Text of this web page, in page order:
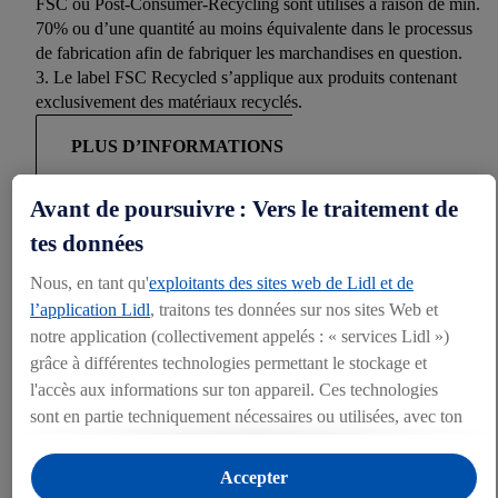
FSC ou Post-Consumer-Recycling sont utilisés à raison de min.
70% ou d’une quantité au moins équivalente dans le processus
de fabrication afin de fabriquer les marchandises en question.
3. Le label FSC Recycled s’applique aux produits contenant
exclusivement des matériaux recyclés.
PLUS D’INFORMATIONS
Global Recycled Standard
ont déjà été utilisés, on économise des ressources précieuses.
GRS permet l'identification et la traçabilité complète du
matériau recyclé utilisé dans le produit. Outre la chaîne
d'approvisionnement complète, du point de collecte au
magasin, des critères sociaux et écologiques sont également
vérifiés.
POUR PLUS D'INFORMATIONS
Avant de poursuivre : Vers le traitement de
tes données
Nous, en tant qu'exploitants des sites web de Lidl et de
l’application Lidl, traitons tes données sur nos sites Web et
notre application (collectivement appelés : « services Lidl »)
grâce à différentes technologies permettant le stockage et
l'accès aux informations sur ton appareil. Ces technologies
sont en partie techniquement nécessaires ou utilisées, avec ton
statistiques ou la publicité personnalisée à l'intérieur et à
Accepter